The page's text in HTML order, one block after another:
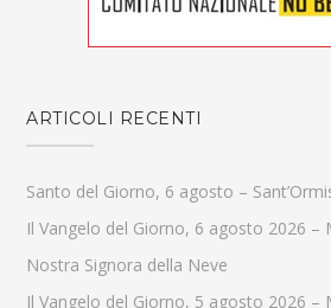
ARTICOLI RECENTI
Santo del Giorno, 6 agosto –
Il Vangelo del Giorno, 6 agosto 2026 –
Nostra Signora della Neve
Il Vangelo del Giorno, 5 agosto 2026 –